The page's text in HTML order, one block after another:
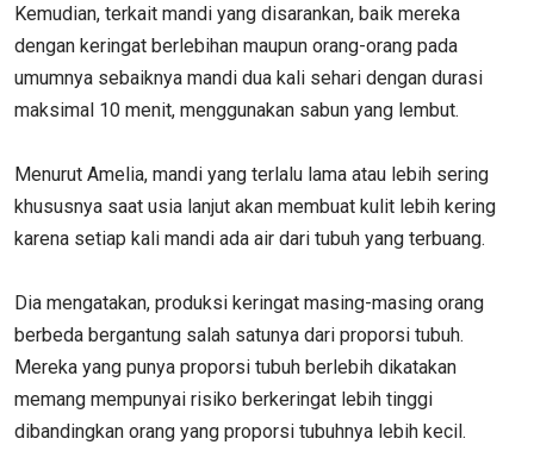
Kemudian, terkait mandi yang disarankan, baik mereka
dengan keringat berlebihan maupun orang-orang pada
umumnya sebaiknya mandi dua kali sehari dengan durasi
maksimal 10 menit, menggunakan sabun yang lembut.
Menurut Amelia, mandi yang terlalu lama atau lebih sering
khususnya saat usia lanjut akan membuat kulit lebih kering
karena setiap kali mandi ada air dari tubuh yang terbuang.
Dia mengatakan, produksi keringat masing-masing orang
berbeda bergantung salah satunya dari proporsi tubuh.
Mereka yang punya proporsi tubuh berlebih dikatakan
memang mempunyai risiko berkeringat lebih tinggi
dibandingkan orang yang proporsi tubuhnya lebih kecil.